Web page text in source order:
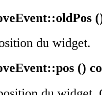
du widget.
()